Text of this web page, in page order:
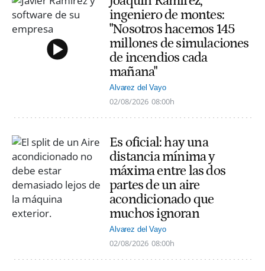
ingeniero de montes:
"Nosotros hacemos 145
millones de simulaciones
de incendios cada
mañana"
Alvarez del Vayo
02/08/2026 08:00h
Es oficial: hay una
distancia mínima y
máxima entre las dos
partes de un aire
acondicionado que
muchos ignoran
Alvarez del Vayo
02/08/2026 08:00h